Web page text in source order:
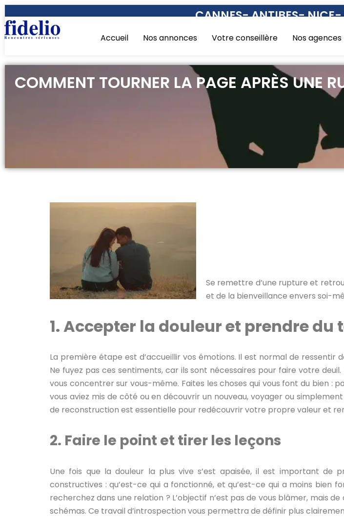
CANNES- ANTIBES-
Accueil Nos annonces Votre conseillère Nos agences
COMMENT TOURNER LA PAGE APRÈS UNE
Se remettre d’une rupture et
et de la bienveillance envers soi-
1. Accepter la douleur et prendre du
La première étape est d’accueillir vos émotions. Il est normal de
Ne fuyez pas ces sentiments, car ils sont nécessaires pour faire votre
vous concentrer sur vous-même. Faites les choses qui vous font du bien :
vous aviez mis de côté ou en découvrir un nouveau, voyager ou
de reconstruction est essentielle pour redécouvrir votre propre valeur et
2. Faire le point et tirer les leçons
Une fois que la douleur la plus vive s’est apaisée, il est important de
constructives : qu’est-ce qui a fonctionné, et qu’est-ce qui a moins bien
recherchez dans une relation ? L’objectif n’est pas de vous blâmer, mais
schémas. Ce travail d’introspection vous permettra de définir plus